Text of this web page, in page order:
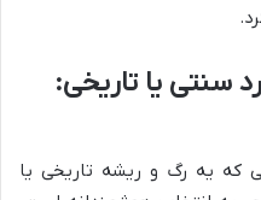
سنتی یا تاریخی:
که یه رگ و ریشه تاریخی یا